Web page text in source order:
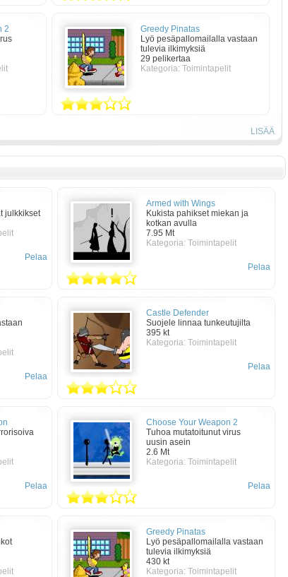
2
Greedy Pinatas
Lyö pesäpallomailalla vastaan
tulevia ilkimyksiä
29 pelikertaa
Kategoria: Toimintapelit
LISÄÄ
julkkikset
Pelaa
Armed with Wings
Kukista pahikset miekan ja
kotkan avulla
7.95 Mt
Kategoria: Toimintapelit
Pelaa
Pelaa
Castle Defender
Suojele linnaa tunkeutujilta
395 kt
Kategoria: Toimintapelit
Pelaa
Pelaa
Choose Your Weapon 2
Tuhoa mutatoitunut virus
uusin asein
2.6 Mt
Kategoria: Toimintapelit
Pelaa
Greedy Pinatas
Lyö pesäpallomailalla vastaan
tulevia ilkimyksiä
430 kt
Kategoria: Toimintapelit